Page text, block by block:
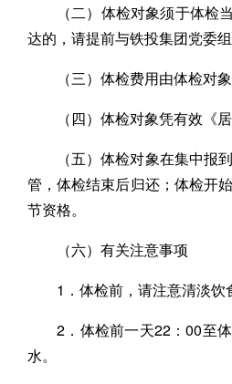
（二）体检对象须于体
达的，请提前与铁投集团党委
（三）体检费用由体检对
（四）体检对象凭有效
（五）体检对象在集中
管，体检结束后归还；体检开
节资格。
（六）有关注意事项
1．体检前，请注意清淡
2．体检前一天22：00至
水。